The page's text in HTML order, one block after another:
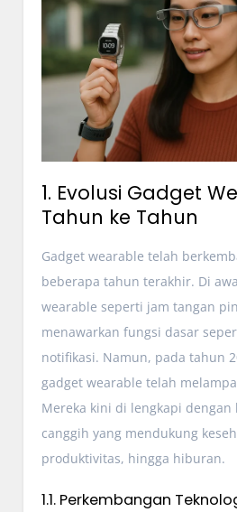
1. Evolusi Gadget
Tahun ke Tahun
Gadget wearable telah
beberapa tahun terakhir. Di
wearable seperti jam tangan
menawarkan fungsi dasar
notifikasi. Namun, pada tahun
gadget wearable telah
Mereka kini di lengkapi
canggih yang mendukung
produktivitas, hingga hiburan.
1.1. Perkembangan